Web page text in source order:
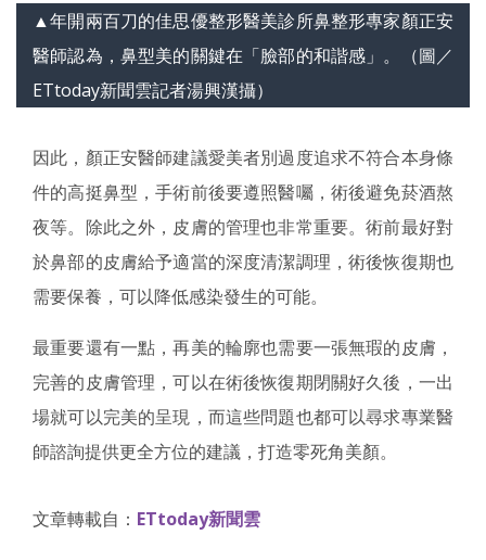
▲年開兩百刀的佳思優整形醫美診所鼻整形專家顏正安
醫師認為，鼻型美的關鍵在「臉部的和諧感」。（圖／
ETtoday新聞雲記者湯興漢攝）
因此，顏正安醫師建議愛美者別過度追求不符合本身條
件的高挺鼻型，手術前後要遵照醫囑，術後避免菸酒熬
夜等。除此之外，皮膚的管理也非常重要。術前最好對
於鼻部的皮膚給予適當的深度清潔調理，術後恢復期也
需要保養，可以降低感染發生的可能。
最重要還有一點，再美的輪廓也需要一張無瑕的皮膚，
完善的皮膚管理，可以在術後恢復期閉關好久後，一出
場就可以完美的呈現，而這些問題也都可以尋求專業醫
師諮詢提供更全方位的建議，打造零死角美顏。
文章轉載自： ETtoday新聞雲